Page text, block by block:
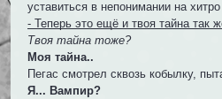
уставиться в непонимании на
- Теперь это ещё и твоя тайна так
Твоя тайна тоже?
Моя тайна..
Пегас смотрел сквозь кобылку,
Я... Вампир?